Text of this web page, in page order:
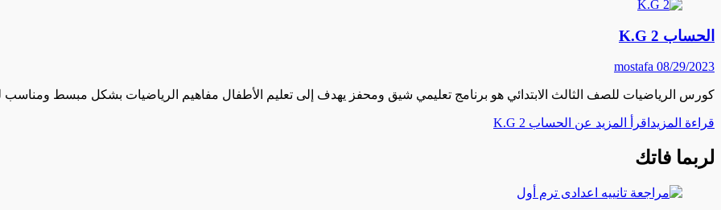
الحساب K.G 2
mostafa 08/29/2023
كورس الرياضيات للصف الثالث الابتدائي هو برنامج تعليمي شيق ومحفز يهدف إلى تعليم الأطفال مفاهيم الرياضيات بشكل مبسط ومناسب
قراءة المزيد اقرأ المزيد عن الحساب K.G 2
لربما فاتك